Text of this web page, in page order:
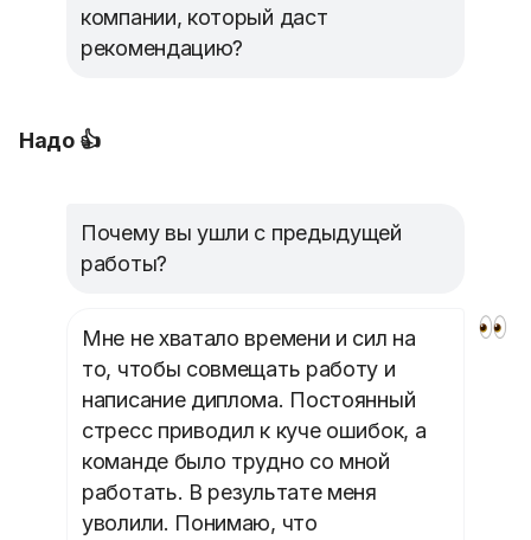
компании, который даст
рекомендацию?
Надо 👍
Почему вы ушли с предыдущей
работы?
Мне не хватало времени и сил на
то, чтобы совмещать работу и
написание диплома. Постоянный
стресс приводил к куче ошибок, а
команде было трудно со мной
работать. В результате меня
уволили. Понимаю, что